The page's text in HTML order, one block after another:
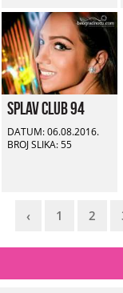
Splav Club 94
DATUM: 06.08.2016.
BROJ SLIKA: 55
‹ 1 2